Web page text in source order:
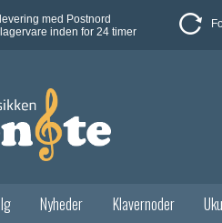
med Postnord
inden for 24 timer
Nyheder Klavernoder